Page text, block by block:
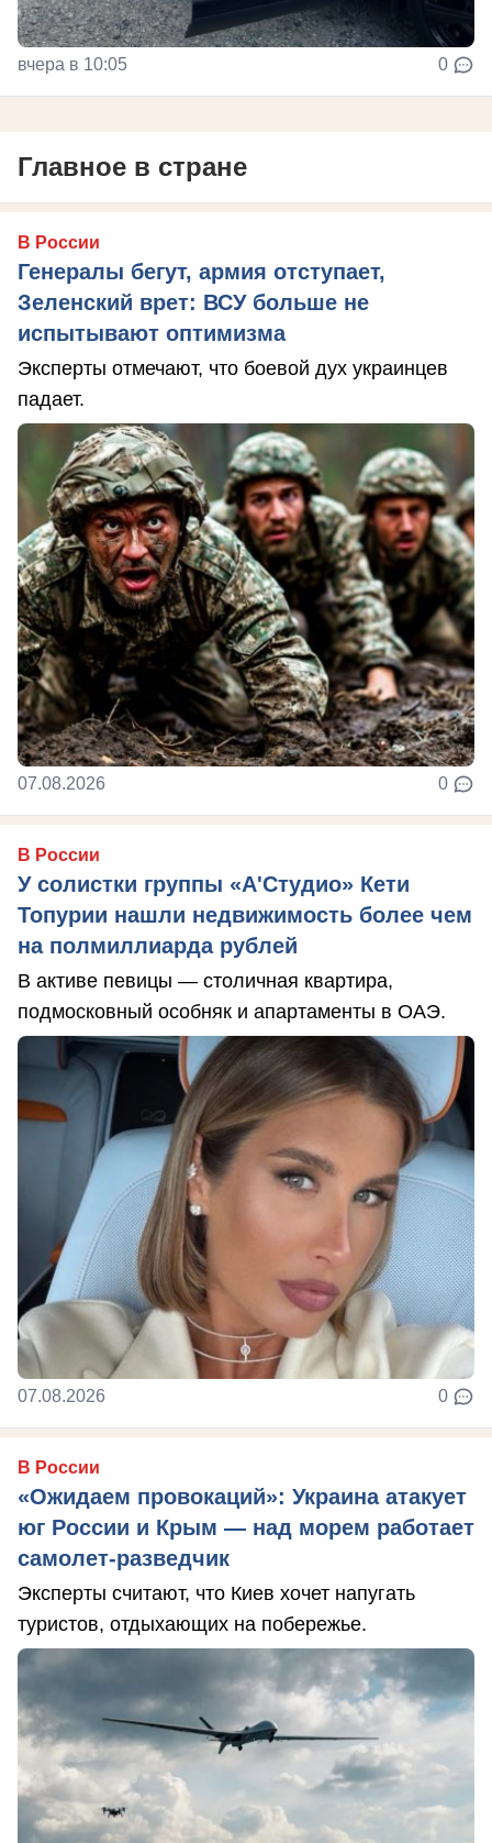
вчера в 10:05 0
Главное в стране
В России
Генералы бегут, армия отступает,
Зеленский врет: ВСУ больше не
испытывают оптимизма
Эксперты отмечают, что боевой дух украинцев
падает.
07.08.2026 0
В России
У солистки группы «А'Студио» Кети
Топурии нашли недвижимость более чем
на полмиллиарда рублей
В активе певицы — столичная квартира,
подмосковный особняк и апартаменты в ОАЭ.
07.08.2026 0
В России
«Ожидаем провокаций»: Украина атакует
юг России и Крым — над морем работает
самолет-разведчик
Эксперты считают, что Киев хочет напугать
туристов, отдыхающих на побережье.